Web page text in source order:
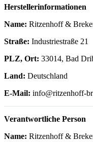
Herstellerinformationen
Name: Ritzenhoff &
Straße: Industriestraße 21
PLZ, Ort: 33014, Bad
Land: Deutschland
E-Mail: info@ritzenhoff-
Verantwortliche Person
Name: Ritzenhoff &